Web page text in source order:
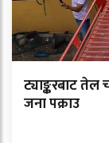
ट्याङ्करबाट तेल
जना पक्राउ